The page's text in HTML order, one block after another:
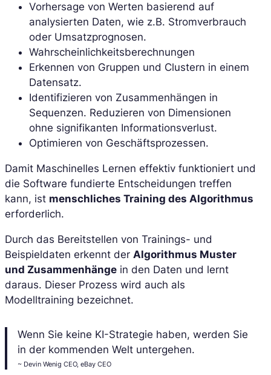
Vorhersage von Werten basierend auf
analysierten Daten, wie z.B. Stromverbrauch
oder Umsatzprognosen.
Wahrscheinlichkeitsberechnungen
Erkennen von Gruppen und Clustern in einem
Datensatz.
Identifizieren von Zusammenhängen in
Sequenzen. Reduzieren von Dimensionen
ohne signifikanten Informationsverlust.
Optimieren von Geschäftsprozessen.
Damit Maschinelles Lernen effektiv funktioniert und
die Software fundierte Entscheidungen treffen
kann, ist menschliches Training des Algorithmus
erforderlich.
Durch das Bereitstellen von Trainings- und
Beispieldaten erkennt der Algorithmus Muster
und Zusammenhänge in den Daten und lernt
daraus. Dieser Prozess wird auch als
Modelltraining bezeichnet.
Wenn Sie keine KI-Strategie haben, werden Sie
in der kommenden Welt untergehen.
~ Devin Wenig CEO, eBay CEO